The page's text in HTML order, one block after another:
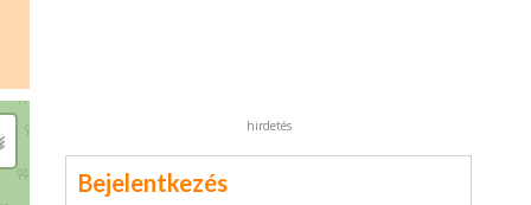
hirdetés
Bejelentkezés